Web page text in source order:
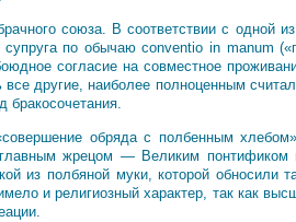
союза. В соответствии с одной
по обычаю conventio in manum
согласие на совместное
другие, наиболее полноценным
обряда с полбенным
жрецом — Великим
из полбяной муки, которой обносили
и религиозный характер, так как